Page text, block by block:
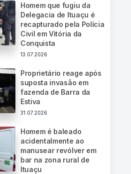
Homem que fugiu da
Delegacia de Ituaçu é
recapturado pela Polícia
Civil em Vitória da
Conquista
13.07.2026
Proprietário reage após
suposta invasão em
fazenda de Barra da
Estiva
31.07.2026
Homem é baleado
acidentalmente ao
manusear revólver em
bar na zona rural de
Ituaçu